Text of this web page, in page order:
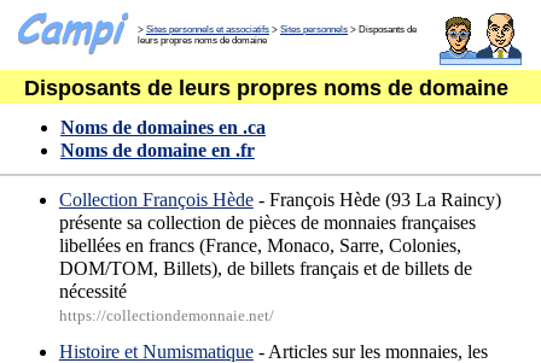
> Sites personnels et associatifs > Sites personnels > Disposants de
leurs propres noms de domaine
Disposants de leurs propres noms de domaine
Noms de domaines en .ca
Noms de domaine en .fr
Collection François Hède- François Hède (93 La Raincy)
présente sa collection de pièces de monnaies françaises
libellées en francs (France, Monaco, Sarre, Colonies,
DOM/TOM, Billets), de billets français et de billets de
nécessité
https://collectiondemonnaie.net/
Histoire et Numismatique- Articles sur les monnaies, les